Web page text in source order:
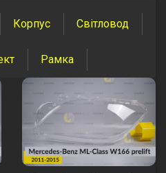
Корпус Світловод
Рамка